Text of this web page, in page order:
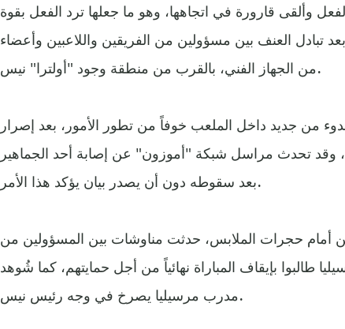
وألقى قارورة في اتجاهها، وهو ما جعلها ترد الفعل بقوة
تبادل العنف بين مسؤولين من الفريقين واللاعبين وأعضاء
من الجهاز الفني، بالقرب من منطقة وجود "أولترا" نيس.
من جديد داخل الملعب خوفاً من تطور الأمور، بعد إصرار
وقد تحدث مراسل شبكة "أموزون" عن إصابة أحد الجماهير
بعد سقوطه دون أن يصدر بيان يؤكد هذا الأمر.
أمام حجرات الملابس، حدثت مناوشات بين المسؤولين من
طالبوا بإيقاف المباراة نهائياً من أجل حمايتهم، كما شُوهد
مدرب مرسيليا يصرخ في وجه رئيس نيس.